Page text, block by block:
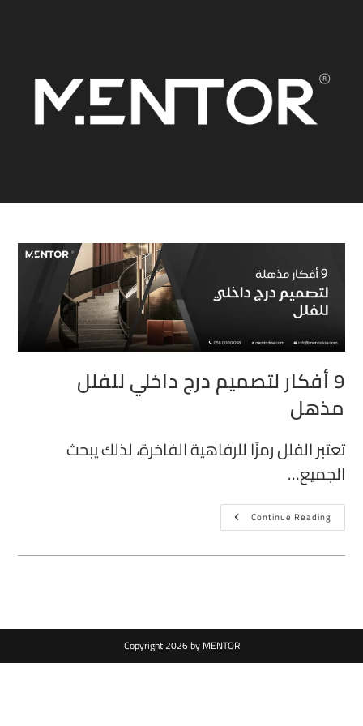
9 أفكار لتصميم درج داخلي للفلل
مذهل
تعتبر الفلل رمزًا للرفاهية الفاخرة، لذلك يبحث
الجميع…
Continue Reading
Copyright 2026 by MENTOR